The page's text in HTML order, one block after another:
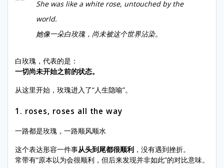
She was like a white rose, untouched by the
world.
她像一朵白玫瑰，尚未被这个世界沾染。
白玫瑰，代表的是：
一切尚未开始之前的状态。
从这里开始，玫瑰进入了“人生隐喻”。
1. roses, roses all the way
一路都是玫瑰，一路顺风顺水
这个表达形容一件事从头到尾都很顺利 ，没有遇到挫折。
常带有“原本以为会很顺利，但后来发现并非如此”的对比意味。